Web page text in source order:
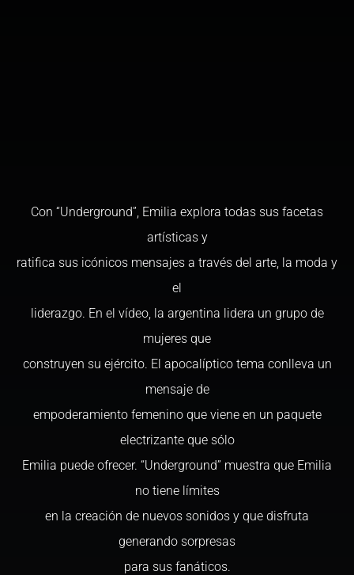
Con “Underground”, Emilia explora todas sus facetas
artísticas y
ratifica sus icónicos mensajes a través del arte, la moda y
el
liderazgo. En el vídeo, la argentina lidera un grupo de
mujeres que
construyen su ejército. El apocalíptico tema conlleva un
mensaje de
empoderamiento femenino que viene en un paquete
electrizante que sólo
Emilia puede ofrecer. “Underground” muestra que Emilia
no tiene límites
en la creación de nuevos sonidos y que disfruta
generando sorpresas
para sus fanáticos.